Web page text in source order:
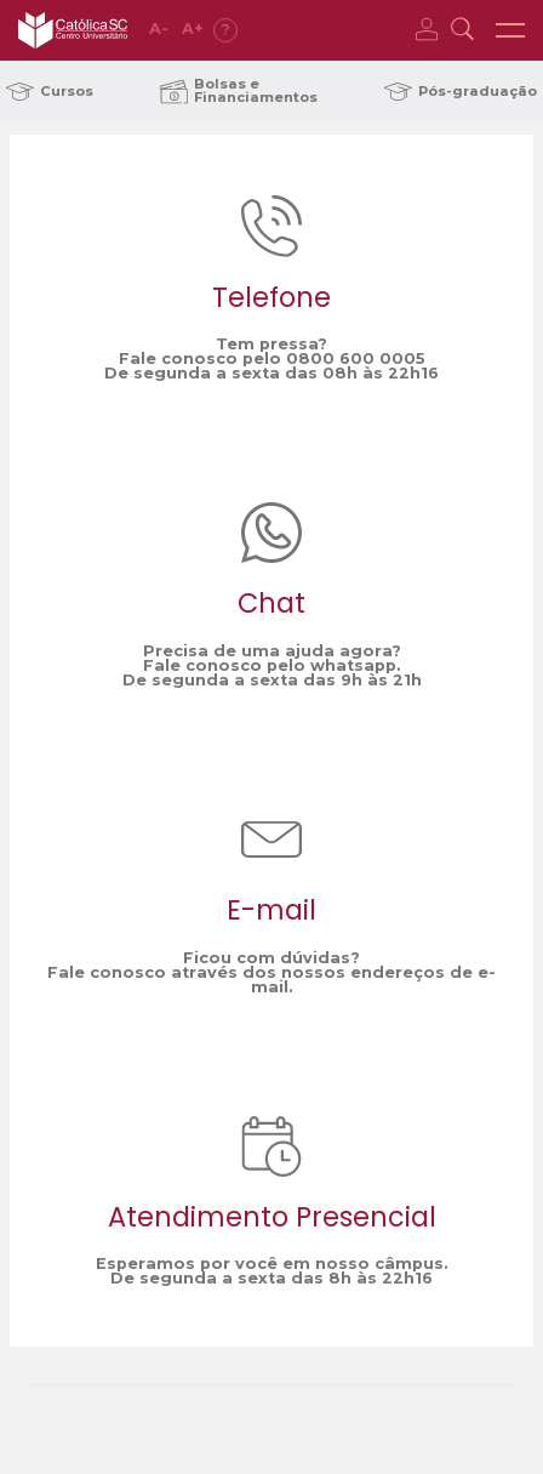
A- A+ ?
Cursos Bolsas e
Financiamentos Pós-graduação
Telefone
Tem pressa?
Fale conosco pelo 0800 600 0005
De segunda a sexta das 08h às 22h16
Chat
Precisa de uma ajuda agora?
Fale conosco pelo whatsapp.
De segunda a sexta das 9h às 21h
E-mail
Ficou com dúvidas?
Fale conosco através dos nossos endereços de e-
mail.
Atendimento Presencial
Esperamos por você em nosso câmpus.
De segunda a sexta das 8h às 22h16